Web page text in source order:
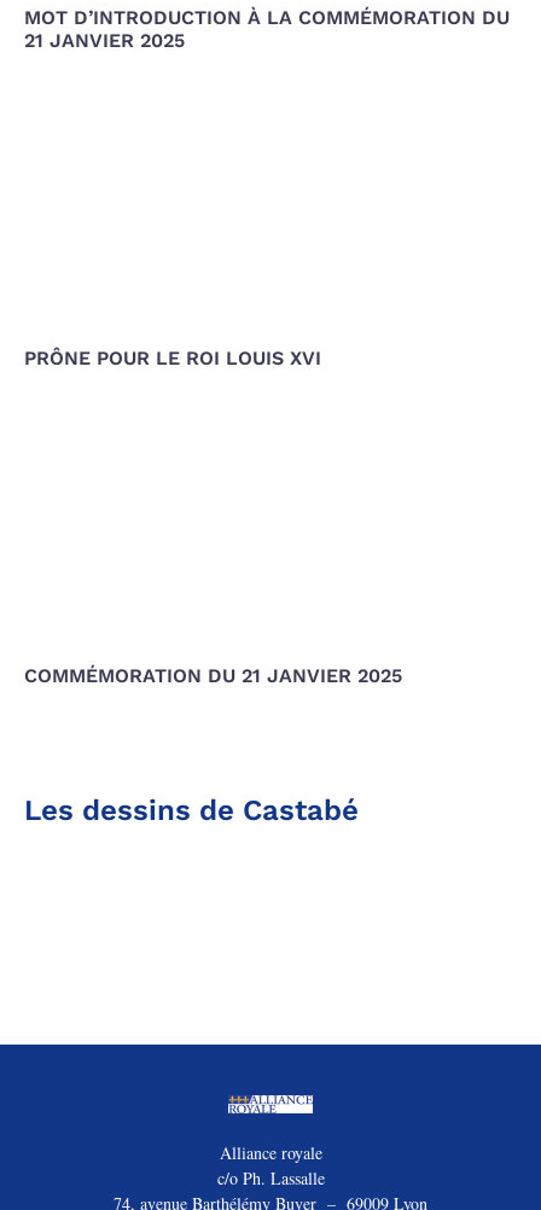
MOT D’INTRODUCTION À LA COMMÉMORATION DU
21 JANVIER 2025
PRÔNE POUR LE ROI LOUIS XVI
COMMÉMORATION DU 21 JANVIER 2025
Les dessins de Castabé
Alliance royale
c/o Ph. Lassalle
74, avenue Barthélémy Buyer – 69009 Lyon